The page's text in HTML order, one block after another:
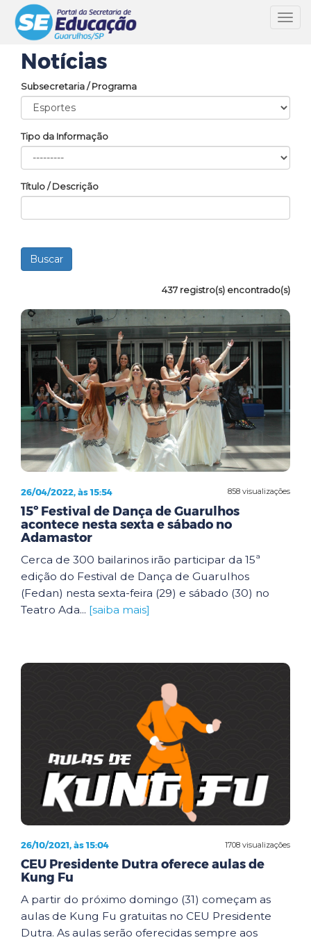
Notícias
Subsecretaria / Programa
Tipo da Informação
Título / Descrição
437 registro(s) encontrado(s)
858 visualizações
26/04/2022, às 15:54
15º Festival de Dança de Guarulhos
acontece nesta sexta e sábado no
Adamastor
Cerca de 300 bailarinos irão participar da 15ª
edição do Festival de Dança de Guarulhos
(Fedan) nesta sexta-feira (29) e sábado (30) no
Teatro Ada... [saiba mais]
1708 visualizações
26/10/2021, às 15:04
CEU Presidente Dutra oferece aulas de
Kung Fu
A partir do próximo domingo (31) começam as
aulas de Kung Fu gratuitas no CEU Presidente
Dutra. As aulas serão oferecidas sempre aos